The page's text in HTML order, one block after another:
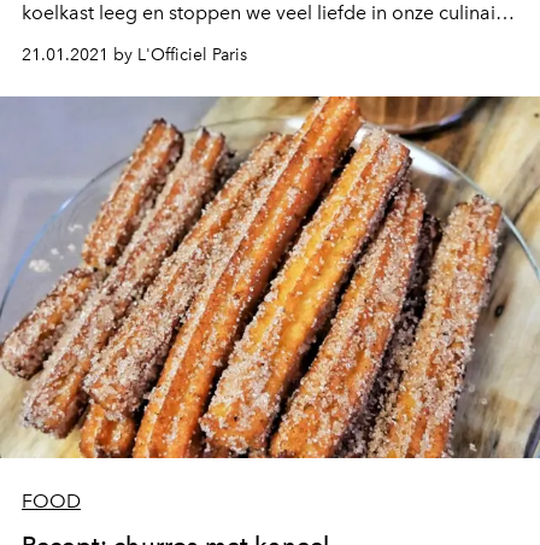
koelkast leeg en stoppen we veel liefde in onze culinaire
champion van de tobster bun, ons een portie inspiratie
met het recept voor zijn wedstrijd “breakfast sandwich”:
een broodje, Russische saus, avocado en een gepimpte
omelet ... de ideale beloning na je ochtendtraining (in de
woonkamer).
21.01.2021 by L'Officiel Paris
FOOD